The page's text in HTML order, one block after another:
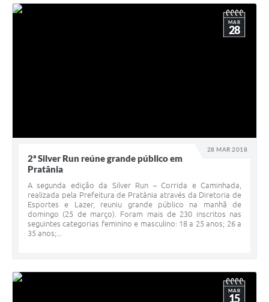
28 MAR 2018
MAR
28
2ª Silver Run reúne grande público em
Pratânia
A segunda edição da Silver Run – Corrida e Caminhada,
realizada pela Prefeitura de Pratânia através da Diretoria de
Esportes e Lazer, reuniu grande público na manhã de
domingo (25 de março). Foram mais de 230 inscritos nas
seguintes categorias feminino e masculino: 18 a 25 anos; 26 a
35 anos;...
MAR
15